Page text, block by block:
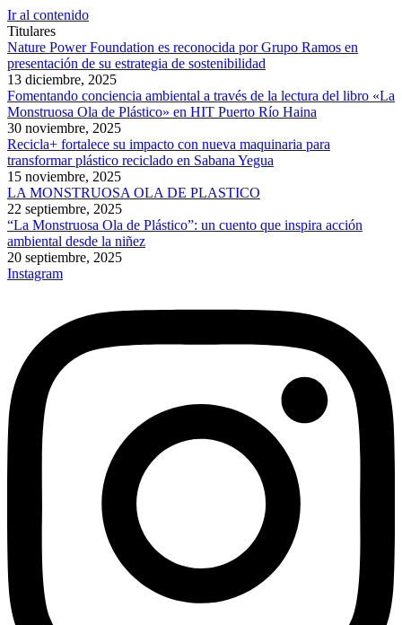
Ir al contenido
Titulares
Nature Power Foundation es reconocida por Grupo Ramos en
presentación de su estrategia de sostenibilidad
13 diciembre, 2025
Fomentando conciencia ambiental a través de la lectura del libro «La
Monstruosa Ola de Plástico» en HIT Puerto Río Haina
30 noviembre, 2025
Recicla+ fortalece su impacto con nueva maquinaria para
transformar plástico reciclado en Sabana Yegua
15 noviembre, 2025
LA MONSTRUOSA OLA DE PLASTICO
22 septiembre, 2025
“La Monstruosa Ola de Plástico”: un cuento que inspira acción
ambiental desde la niñez
20 septiembre, 2025
Instagram